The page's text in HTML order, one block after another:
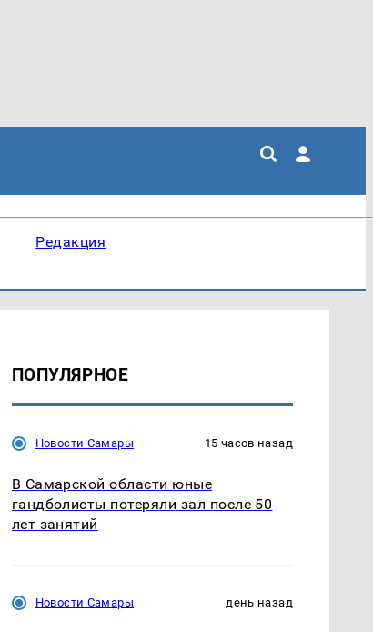
Редакция
ПОПУЛЯРНОЕ
Новости Самары 15 часов назад
В Самарской области юные
гандболисты потеряли зал после 50
лет занятий
Новости Самары день назад